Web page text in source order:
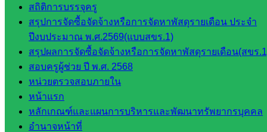
สถิติการบรรจุครู
สรุปการจัดซื้อจัดจ้างหรือการจัดหาพัสดุรายเดือน ประจำ
ปีงบประมาณ พ.ศ.2569(แบบสขร.1)
สรุปผลการจัดซื้อจัดจ้างหรือการจัดหาพัสดุรายเดือน(สขร
สอบครูผู้ช่วย ปี พ.ศ. 2568
หน่วยตรวจสอบภายใน
หน้าแรก
หลักเกณฑ์และแผนการบริหารและพัฒนาทรัพยากรบุคคล
อำนาจหน้าที่
::: ©2021 sakarea2.go.th. All rights reserved. Design By SK2 ICT
TEAM :::
สอบถามได้นะคะ